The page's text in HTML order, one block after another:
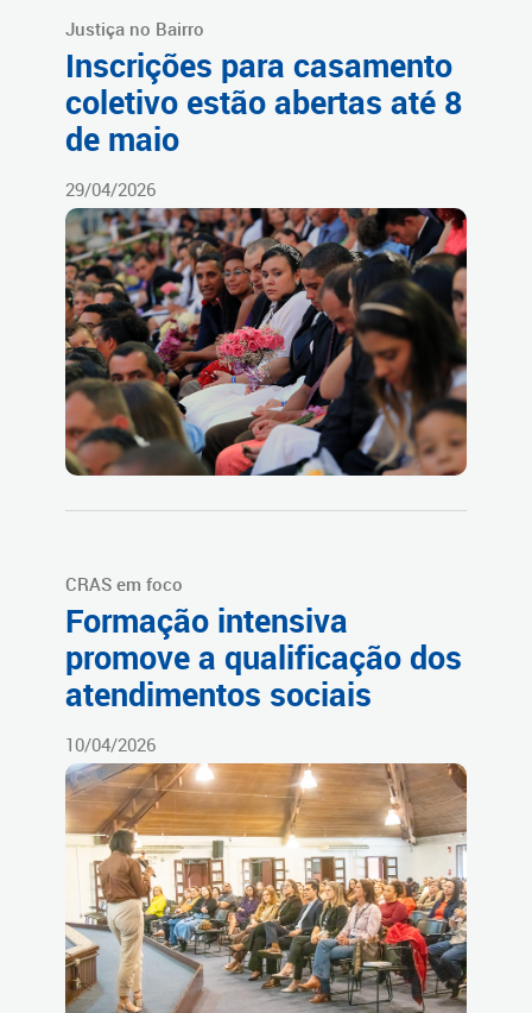
Justiça no Bairro
Inscrições para casamento
coletivo estão abertas até 8
de maio
29/04/2026
CRAS em foco
Formação intensiva
promove a qualificação dos
atendimentos sociais
10/04/2026